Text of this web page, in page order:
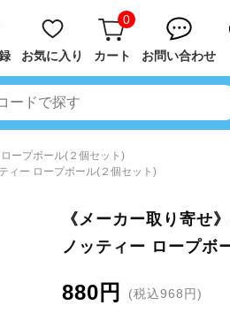
お気に入り
0
カート お問い合わせ
ープボール(２個セット)
ィー ロープボール(２個セット)
《メーカー取り寄せ
ノッティー ロープボ
880円 (税込968円)